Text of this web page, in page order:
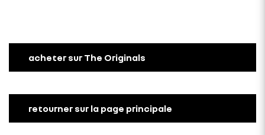
acheter sur The Originals
retourner sur la page principale